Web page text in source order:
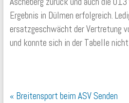
Ergebnis in Dülmen erfolgreich.
ersatzgeschwächt der Vertretung
und konnte sich in der Tabelle
« Breitensport beim ASV Senden